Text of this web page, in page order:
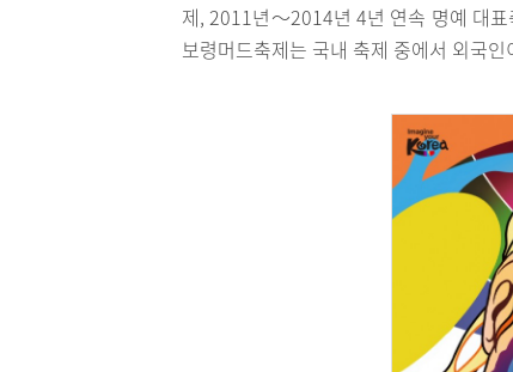
제, 2011년～2014년 4년 연속 명예 대
보령머드축제는 국내 축제 중에서 외국